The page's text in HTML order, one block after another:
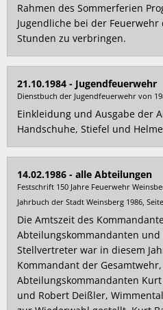
Rahmen des Sommerferien
Jugendliche bei der
Stunden zu verbringen.
21.10.1984 - Jugendfeuerwehr
Dienstbuch der Jugendfeuerwehr von
Einkleidung und Ausgabe der
Handschuhe, Stiefel und
14.02.1986 - alle Abteilungen
Festschrift 150 Jahre Feuerwehr
Jahrbuch der Stadt Weinsberg 1986,
Die Amtszeit des
Abteilungskommandanten
Stellvertreter war in diesem
Kommandant der
Abteilungskommandanten
und Robert Deißler,